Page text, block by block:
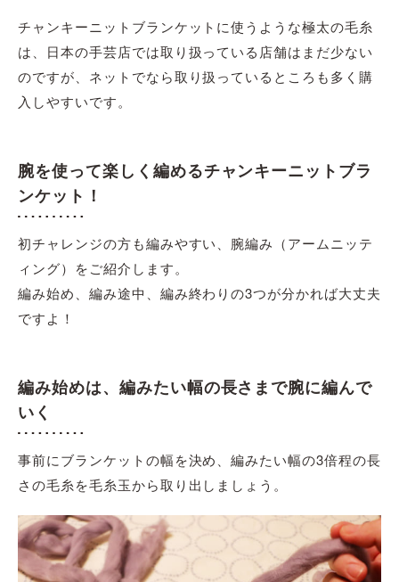
チャンキーニットブランケットに使うような極太の毛糸
は、日本の手芸店では取り扱っている店舗はまだ少ない
のですが、ネットでなら取り扱っているところも多く購
入しやすいです。
腕を使って楽しく編めるチャンキーニットブラ
ンケット！
初チャレンジの方も編みやすい、腕編み（アームニッテ
ィング）をご紹介します。
編み始め、編み途中、編み終わりの3つが分かれば大丈夫
ですよ！
編み始めは、編みたい幅の長さまで腕に編んで
いく
事前にブランケットの幅を決め、編みたい幅の3倍程の長
さの毛糸を毛糸玉から取り出しましょう。